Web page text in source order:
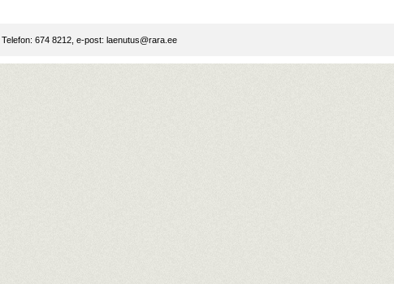
Telefon: 674 8212, e-post: laenutus@rara.ee